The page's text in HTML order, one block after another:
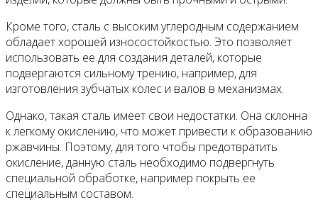
Кроме того, сталь с высоким углеродным содержанием
обладает хорошей износостойкостью. Это позволяет
использовать ее для создания деталей, которые
подвергаются сильному трению, например, для
изготовления зубчатых колес и валов в механизмах.
Однако, такая сталь имеет свои недостатки. Она склонна
к легкому окислению, что может привести к образованию
ржавчины. Поэтому, для того чтобы предотвратить
окисление, данную сталь необходимо подвергнуть
специальной обработке, например покрыть ее
специальным составом.